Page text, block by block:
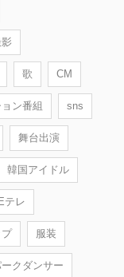
歌 CM
ン番組 sns
舞台出演
韓国アイドル
テレ
服装
クダンサー